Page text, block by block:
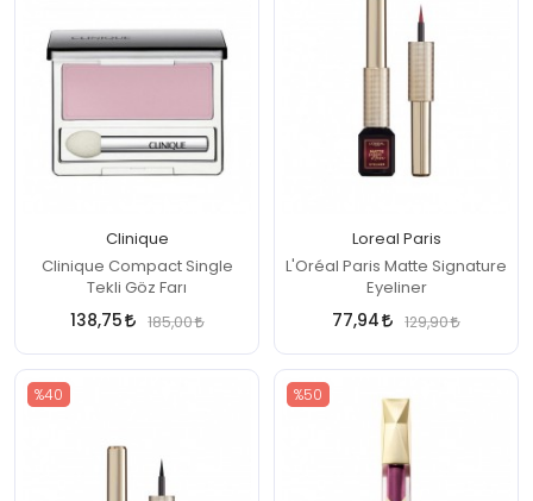
Clinique
Clinique Compact Single
Tekli Göz Farı
138,75 185,00
Loreal Paris
L'Oréal Paris Matte Signature
Eyeliner
77,94 129,90
%40 %50